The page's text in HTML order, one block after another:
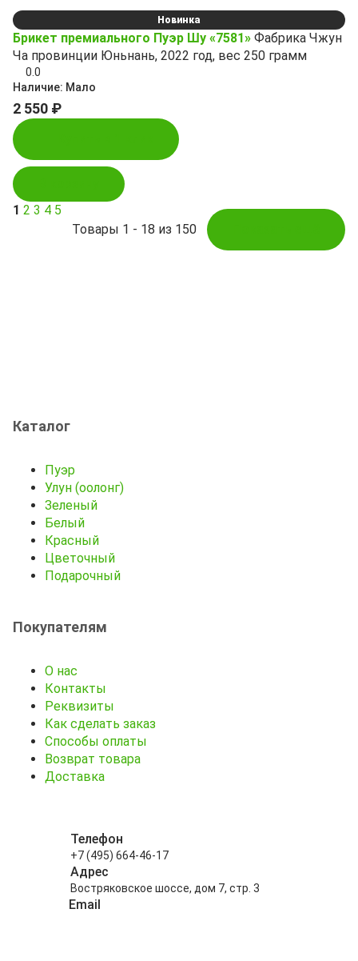
Новинка
Брикет премиального Пуэр Шу «7581» Фабрика Чжун
Ча провинции Юньнань, 2022 год, вес 250 грамм
0.0
Наличие: Мало
2 550 ₽
Товары 1 - 18 из 150
1 2 3 4 5
Каталог
Пуэр
Улун (оолонг)
Зеленый
Белый
Красный
Цветочный
Подарочный
Покупателям
О нас
Контакты
Реквизиты
Как сделать заказ
Способы оплаты
Возврат товара
Доставка
Телефон
+7 (495) 664-46-17
Адрес
Востряковское шоссе, дом 7, стр. 3
Email